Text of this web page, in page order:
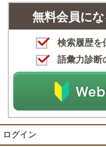
無料会員に
検索履歴を
語彙力診断
ログイン